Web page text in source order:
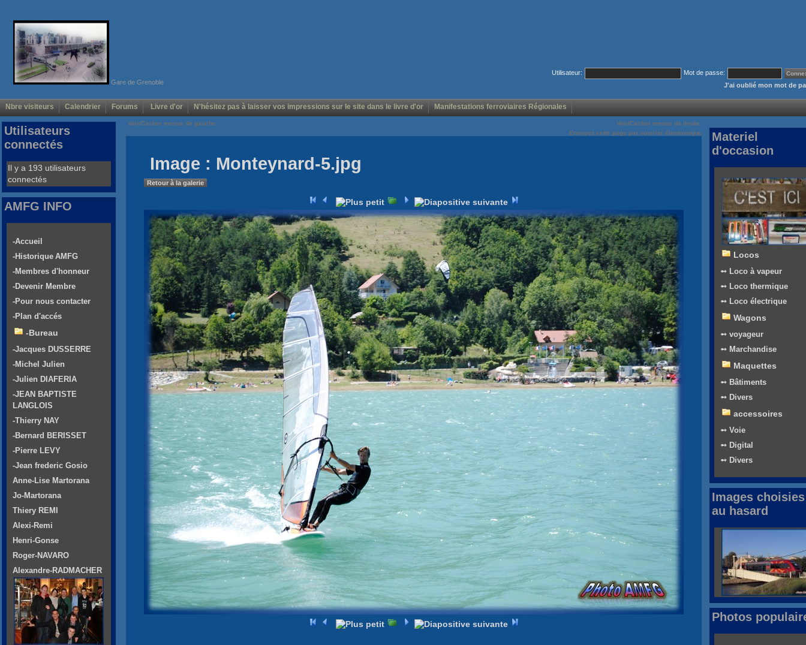
Gare de Grenoble
Utilisateur:
Mot de passe:
J'ai oublié mon mot de
Nbre visiteurs Calendrier Forums Livre d'or N'hésitez pas à laisser vos impressions sur le site dans le livre d'or Manifestations ferroviaires Régionales
Voir/Cacher menus de gauche
Voir/Cacher menus de droite
Envoyez cette page par courrier électronique
Image : Monteynard-5.jpg
Retour à la galerie
Utilisateurs
connectés
Il y a 193 utilisateurs
connectés
AMFG INFO
-Accueil
-Historique AMFG
-Membres d'honneur
-Devenir Membre
-Pour nous contacter
-Plan d'accés
-Bureau
-Jacques DUSSERRE
-Michel Julien
-Julien DIAFERIA
-JEAN BAPTISTE
LANGLOIS
-Thierry NAY
-Bernard BERISSET
-Pierre LEVY
-Jean frederic Gosio
Anne-Lise Martorana
Jo-Martorana
Thiery REMI
Alexi-Remi
Henri-Gonse
Roger-NAVARO
Alexandre-RADMACHER
Materiel
d'occasion
Locos
➻ Loco à vapeur
➻ Loco thermique
➻ Loco électrique
Wagons
➻ voyageur
➻ Marchandise
Maquettes
➻ Bâtiments
➻ Divers
accessoires
➻ Voie
➻ Digital
➻ Divers
Images choisies
au hasard
Photos